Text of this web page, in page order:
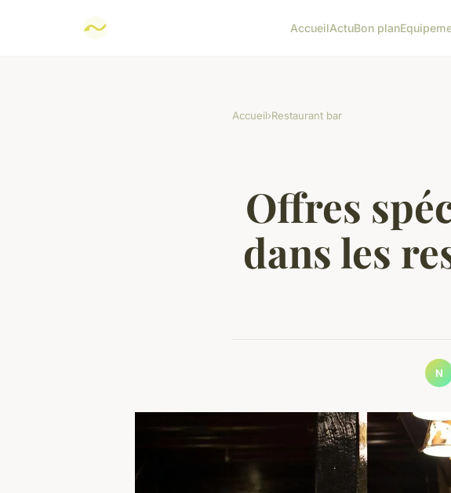
AccueilActuBon plan
Accueil›Restaurant bar
Offres
dans les
N